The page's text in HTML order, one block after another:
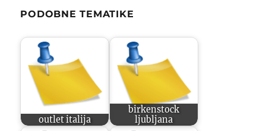
PODOBNE TEMATIKE
outlet italija
birkenstock
ljubljana